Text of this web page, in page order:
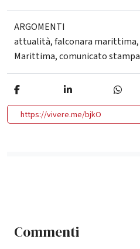
ARGOMENTI
attualità,falconara marittima,
Marittima,comunicato stampa
https://vivere.me/bjkO
Commenti